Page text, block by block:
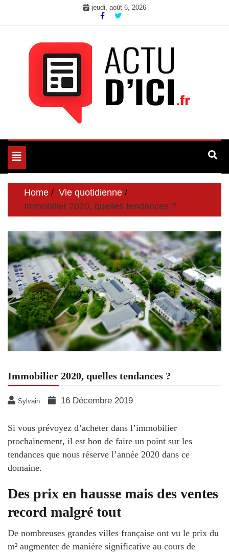
jeudi, août 6, 2026
Actu d'Ici
Toggle
navigation
Home
Vie quotidienne
Immobilier 2020, quelles tendances ?
Immobilier 2020, quelles tendances ?
Sylvain 16 Décembre 2019
Si vous prévoyez d’acheter dans l’immobilier
prochainement, il est bon de faire un point sur les
tendances que nous réserve l’année 2020 dans ce
domaine.
Des prix en hausse mais des ventes
record malgré tout
De nombreuses grandes villes française ont vu le prix du
m² augmenter de manière significative au cours de